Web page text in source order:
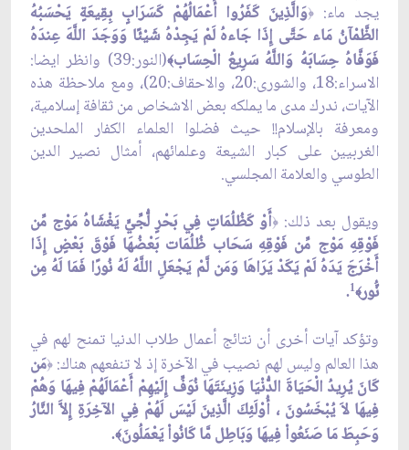
يجد ماء:
﴿وَالَّذِينَ كَفَرُوا أَعْمَالُهُمْ كَسَرَابٍ بِقِيعَةٍ يَحْسَبُهُ
الظَّمْآنُ مَاء حَتَّى إِذَا جَاءهُ لَمْ يَجِدْهُ شَيْئًا وَوَجَدَ اللَّهَ عِندَهُ
فَوَفَّاهُ حِسَابَهُ وَاللَّهُ سَرِيعُ الْحِسَاب﴾
(النور:39) وانظر ايضا:
الاسراء:18، والشورى:20، والاحقاف:20)، ومع ملاحظة هذه
الآيات، ندرك مدى ما يملكه بعض الاشخاص من ثقافة إسلامية،
ومعرفة بالإسلام!! حيث فضلوا العلماء الكفار الملحدين
الغربيين على كبار الشيعة وعلمائهم، أمثال نصير الدين
الطوسي والعلامة المجلسي.
ويقول بعد ذلك: ﴿أَوْ كَظُلُمَاتٍ فِي بَحْرٍ لُّجِّيّ‏ٍ يَغْشَاهُ مَوْج مِّن
فَوْقِهِ مَوْج مِّن فَوْقِهِ سَحَاب ظُلُمَات بَعْضُهَا فَوْقَ بَعْضٍ إِذَا
أَخْرَجَ يَدَهُ لَمْ يَكَدْ يَرَاهَا وَمَن لَّمْ يَجْعَلِ اللَّهُ لَهُ نُورًا فَمَا لَهُ مِن
نُّور﴾1
.
وتؤكد آيات أخرى أن نتائج أعمال طلاب الدنيا تمنح لهم في
هذا العالم وليس لهم نصيب في الآخرة إذ لا تنفعهم هناك:﴿مَن
كَانَ يُرِيدُ الْحَيَاةَ الدُّنْيَا وَزِينَتَهَا نُوَفّ‏ِ إِلَيْهِمْ أَعْمَالَهُمْ فِيهَا وَهُمْ
فِيهَا لاَ يُبْخَسُونَ ، أُوْلَئِكَ الَّذِينَ لَيْسَ لَهُمْ فِي الآخِرَةِ إِلاَّ النَّارُ
وَحَبِطَ مَا صَنَعُواْ فِيهَا وَبَاطِل مَّا كَانُواْ يَعْمَلُونَ﴾.